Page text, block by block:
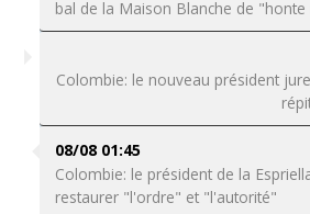
bal de la Maison Blanche de
Colombie: le nouveau président
08/08 01:45
Colombie: le président de la
restaurer "l'ordre" et "l'autorité"